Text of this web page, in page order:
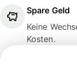
Spare Geld
Keine
Kosten.